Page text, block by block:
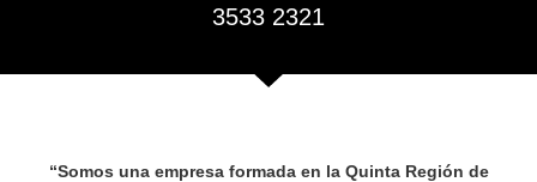
3533 2321
“Somos una empresa formada en la Quinta Región de